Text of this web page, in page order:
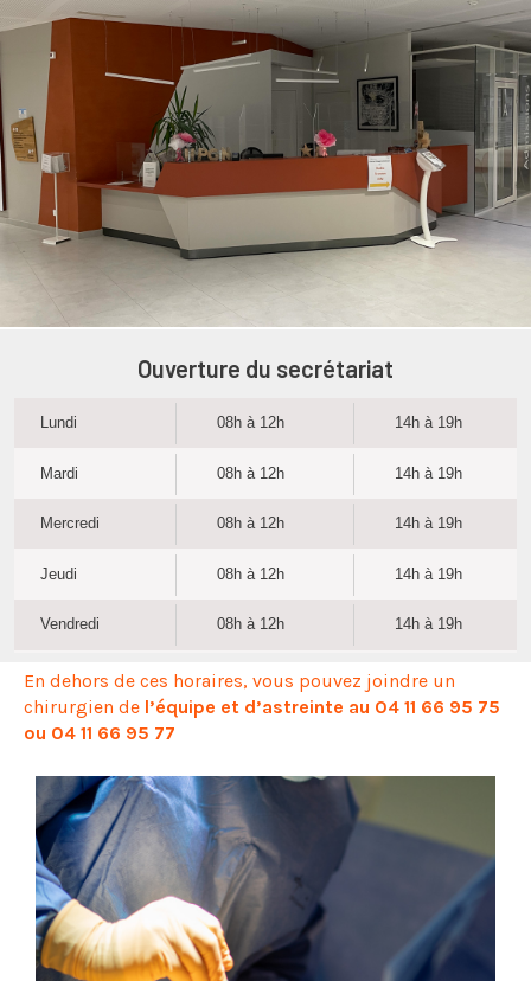
Ouverture du secrétariat
Lundi 08h à 12h 14h à 19h
Mardi 08h à 12h 14h à 19h
Mercredi 08h à 12h 14h à 19h
Jeudi 08h à 12h 14h à 19h
Vendredi 08h à 12h 14h à 19h
En dehors de ces horaires, vous pouvez joindre un
chirurgien de l’équipe et d’astreinte au 04 11 66 95 75
ou 04 11 66 95 77